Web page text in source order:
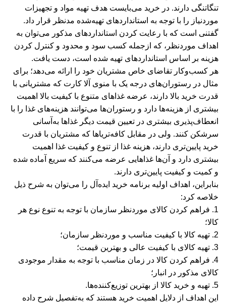
تنگاتنگی دارند. در خرید می‌بایست هدف تهیه مواد و تجهیزات
موردنیاز را با توجه به استانداردهای تهیه‌شده مدنظر قرار داد.
گفتنی است که با رعایت کردن استانداردهای مذکور می‌توان به
اهداف موردنظر، که ازجمله کسب سود و محدود و کنترل کردن
هزینه بر اساس استانداردهای تهیه شده است، دست یافت.
هر کسب‌وکار تقاضای خاص مشتریان خود را ارائه می‌دهد؛ برای
مثال در رستوران‌های درجه یک با منوی آلا کارت که مشتریانی با
قدرت خرید بالا دارند، عرضه غذاهای متنوع با کیفیت بالا اهمیت
بیشتری از هزینه‌ها دارد و رستوران‌ها می‌توانند هزینه‌های غذا را با
انعطاف‌پذیری بیشتری در تعیین قیمت دیگر غذاها به‌آسانی
سرشکن کنند. ولی در مقابل کافه‌تریاها که مشتریان با قدرت
خرید پایین‌تری دارند، هزینه غذا از تنوع و کیفیت غذا اهمیت
بیشتری دارد و آن‌ها غذاهایی عرضه می‌کنند که سریع آماده شده
و کمیت و کیفیت پایین‌‌تری دارند.
بنابراین، اهداف اولیه برنامه خرید ایده‌آل را می‌توان به شرح ذیل
خلاصه کرد:
1. فراهم کردن کالای موردنظر سازمان با توجه به تنوع نوع هر
کالا؛
2. تهیه کالا با کیفیت مناسب و موردنظر سازمان؛
3. تهیه کالای با کیفیت عالی و بهترین قیمت؛
4. فراهم کردن کالا در زمان مناسب با توجه به مقدار موجودی
کالای مذکور در انبار؛
5. تهیه و خرید کالا از بهترین توزیع‌کننده‌ها.
این اهداف از دلایل اهمیت خرید هستند که به‌تفصیل شرح داده